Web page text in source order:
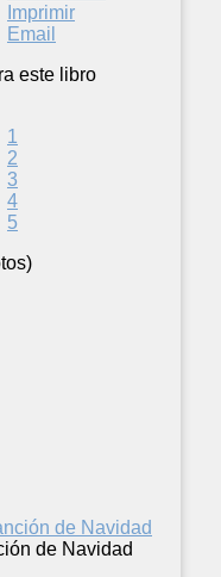
Imprimir
Email
este libro
1
2
3
4
5
de Navidad